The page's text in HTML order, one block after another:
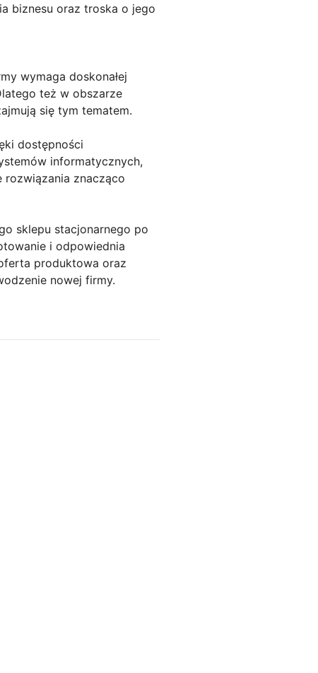
biznesu oraz troska o jego
wymaga doskonałej
też w obszarze
się tym tematem.
dostępności
informatycznych,
rozwiązania znacząco
sklepu stacjonarnego po
i odpowiednia
produktowa oraz
nowej firmy.